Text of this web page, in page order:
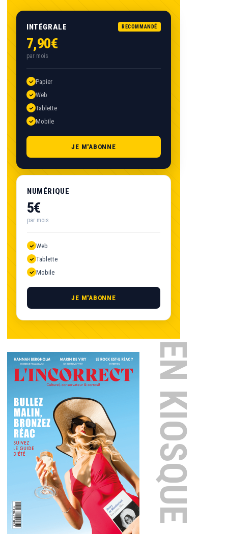
INTÉGRALE RECOMMANDÉ
7,90€
par mois
Papier
Web
Tablette
Mobile
JE M'ABONNE
NUMÉRIQUE
5€
par mois
Web
Tablette
Mobile
JE M'ABONNE
EN KIOSQUE